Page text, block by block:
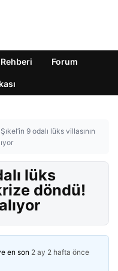
Forum
9 odalı lüks villasının
lüks
döndü!
en son 2 ay 2 hafta önce